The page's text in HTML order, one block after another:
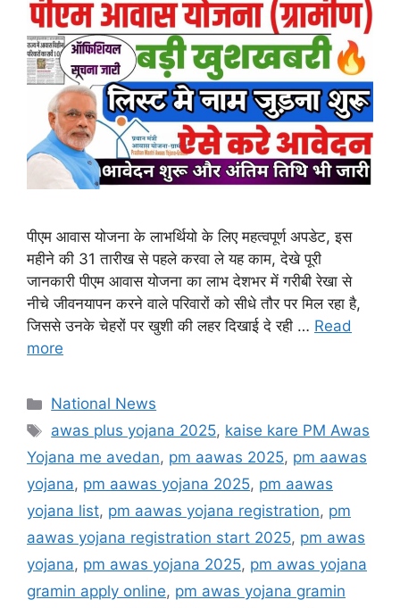
पीएम आवास योजना के लाभर्थियो के लिए महत्वपूर्ण अपडेट, इस
महीने की 31 तारीख से पहले करवा ले यह काम, देखे पूरी
जानकारी पीएम आवास योजना का लाभ देशभर में गरीबी रेखा से
नीचे जीवनयापन करने वाले परिवारों को सीधे तौर पर मिल रहा है,
जिससे उनके चेहरों पर खुशी की लहर दिखाई दे रही … Read
more
Categories
National News
Tags
awas plus yojana 2025, kaise kare PM Awas
Yojana me avedan, pm aawas 2025, pm aawas
yojana, pm aawas yojana 2025, pm aawas
yojana list, pm aawas yojana registration, pm
aawas yojana registration start 2025, pm awas
yojana, pm awas yojana 2025, pm awas yojana
gramin apply online, pm awas yojana gramin